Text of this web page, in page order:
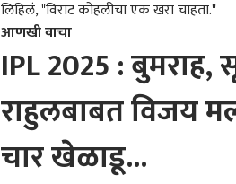
लिहिलं, "विराट कोहलीचा एक खरा चाहता."
आणखी वाचा
IPL 2025 :
राहुलबाबत विजय
चार खेळाडू...
LOGIN
धंद्याची
बातमी!
महाराज
क्रमांक
पॉवर
मेल-